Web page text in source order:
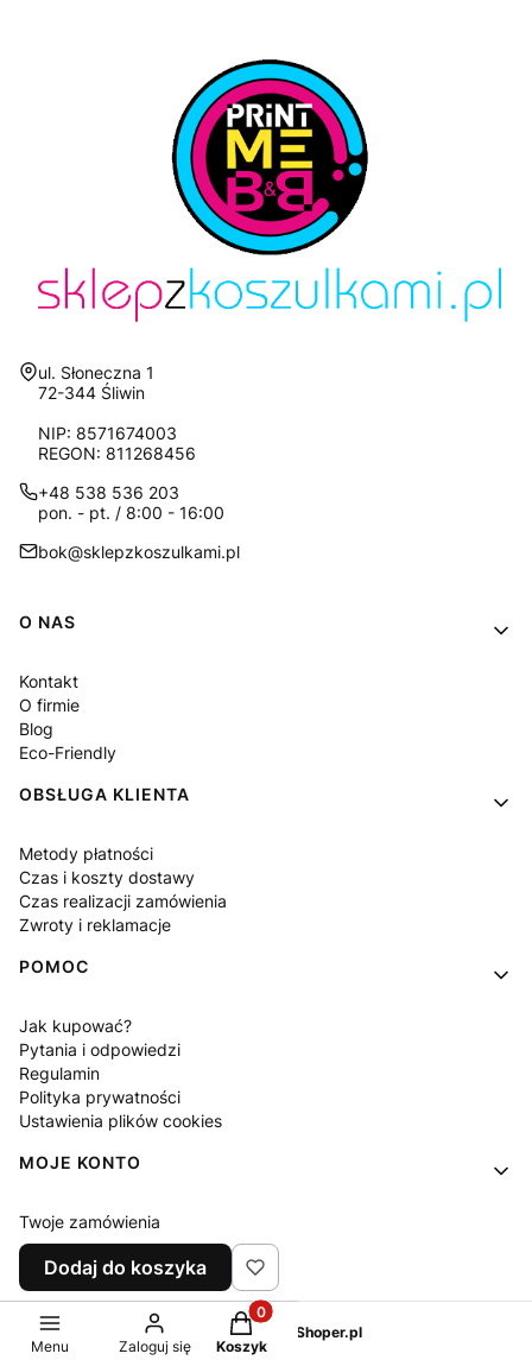
Adres:
ul. Słoneczna 1
72-344 Śliwin
NIP: 8571674003
REGON: 811268456
+48 538 536 203
pon. - pt. / 8:00 - 16:00
bok@sklepzkoszulkami.pl
Linki w stopce
O NAS
Kontakt
O firmie
Blog
Eco-Friendly
OBSŁUGA KLIENTA
Metody płatności
Czas i koszty dostawy
Czas realizacji zamówienia
Zwroty i reklamacje
POMOC
Jak kupować?
Pytania i odpowiedzi
Regulamin
Polityka prywatności
Ustawienia plików cookies
MOJE KONTO
Twoje zamówienia
Ustawienia konta
Ulubione
Sklep internetowy Shoper.pl
Dodaj do koszyka
Menu Zaloguj się
Produkty w koszyku: 0. Zobacz
Koszyk